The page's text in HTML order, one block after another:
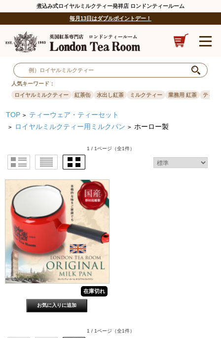
煮込み式ロイヤルミルクティー発祥店 ロンドンティールーム
毎月13日はダブルポイントデー！
人気キーワード：
ロイヤルミルクティー
紅茶缶 水出し紅茶 ミルクティー 業務用 紅茶 ティー
TOP > ティーウェア・ティーセット
> ロイヤルミルクティー用ミルクパン > ホーロー製
1 / 1ページ （全1件）
在庫切れ
1 / 1ページ （全1件）